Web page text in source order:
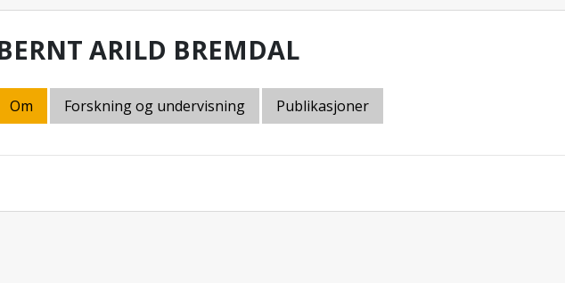
ARILD BREMDAL
Om Forskning og undervisning Publikasjoner